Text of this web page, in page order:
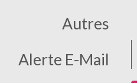
Autres
Alerte E-Mail